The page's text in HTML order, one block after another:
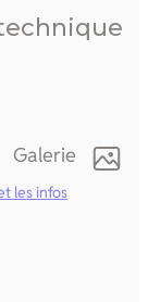
Galerie
les infos